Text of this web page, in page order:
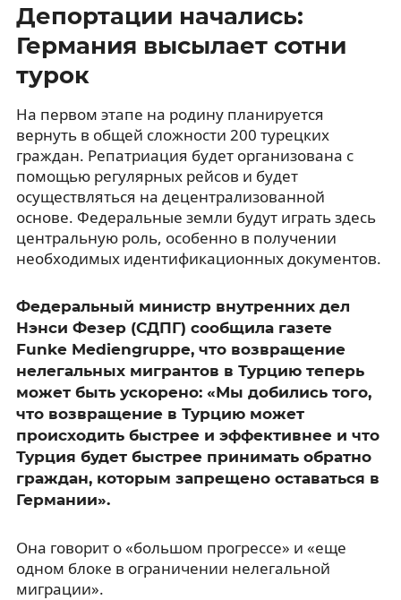
Депортации начались:
Германия высылает сотни
турок
На первом этапе на родину планируется
вернуть в общей сложности 200 турецких
граждан. Репатриация будет организована с
помощью регулярных рейсов и будет
осуществляться на децентрализованной
основе. Федеральные земли будут играть здесь
центральную роль, особенно в получении
необходимых идентификационных документов.
Федеральный министр внутренних дел
Нэнси Фезер (СДПГ) сообщила газете
Funke Mediengruppe, что возвращение
нелегальных мигрантов в Турцию теперь
может быть ускорено: «Мы добились того,
что возвращение в Турцию может
происходить быстрее и эффективнее и что
Турция будет быстрее принимать обратно
граждан, которым запрещено оставаться в
Германии».
Она говорит о «большом прогрессе» и «еще
одном блоке в ограничении нелегальной
миграции».